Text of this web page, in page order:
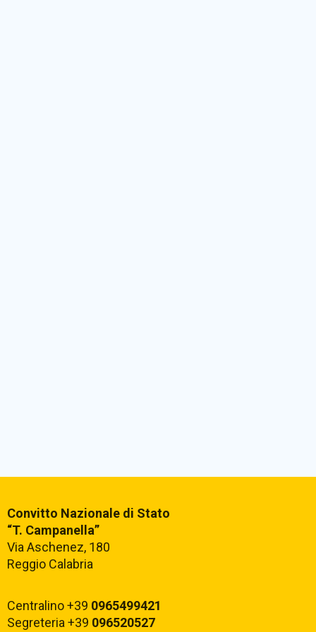
Convitto Nazionale di Stato
“T. Campanella”
Via Aschenez, 180
Reggio Calabria
Centralino +39 0965499421
Segreteria +39 096520527